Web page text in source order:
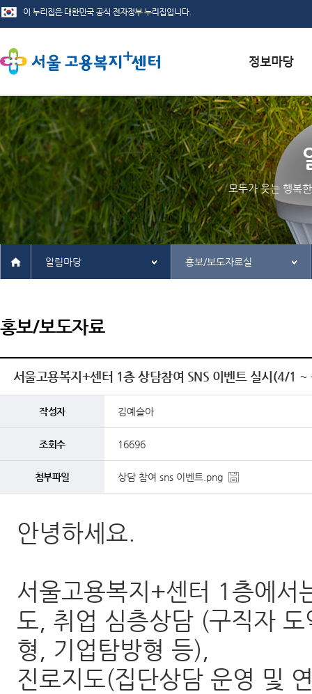
서식자료실
채용정보
인재정보
관련사이트
모두가 웃는 행복
알림마당 홍보/보도자료실
홍보/보도자료
서울고용복지+센터 1층 상담참여 SNS 이벤트 실시(4/1 ~
작성자 김예슬아
조회수 16696
첨부파일 상담 참여 sns 이벤트.png
안녕하세요.
서울고용복지+센터 1층에서
도, 취업 심층상담 (구직자
형, 기업탐방형 등),
진로지도(집단상담 운영 및